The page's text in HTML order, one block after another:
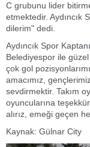
C grubunu lider
etmektedir. Aydıncık
dilerim" dedi.
Aydıncık Spor
Belediyespor ile
çok gol
amacımız,
sevdirmektir. Takım
oyuncularına
alırız, emeği geçen
Kaynak: Gülnar City